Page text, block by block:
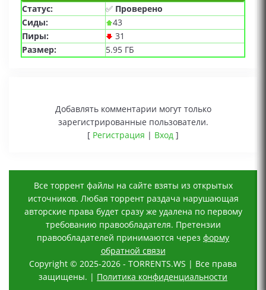
Статус: ✅ Проверено
Сиды:
43
Пиры:
31
Размер:
5.95 ГБ
Добавлять комментарии могут только
зарегистрированные пользователи.
[ Регистрация | Вход ]
Все торрент файлы на сайте взяты из открытых
источников. Любая торрент раздача нарушающая
авторские права будет сразу же удалена по первому
требованию правообладателя. Претензии
правообладателей принимаются через форму
обратной связи
Copyright © 2025-2026 - TORRENTS.WS | Все права
защищены. | Политика конфиденциальности